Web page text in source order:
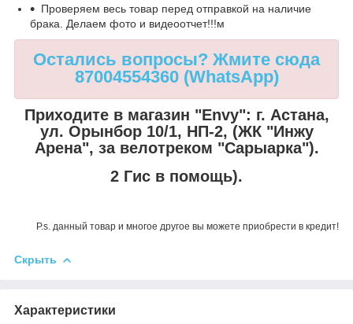
Проверяем весь товар перед отправкой на наличие
брака. Делаем фото и видеоотчет!!!м
Остались вопросы? Жмите сюда
87004554360 (WhatsApp)
Приходите в магазин "Envy": г. Астана,
ул. Орынбор 10/1, НП-2, (ЖК "Инжу
Арена", за велотреком "Сарыарка").
2 Гис в помощь).
P.s. данный товар и многое другое вы можете приобрести в кредит!
Скрыть
Характеристики